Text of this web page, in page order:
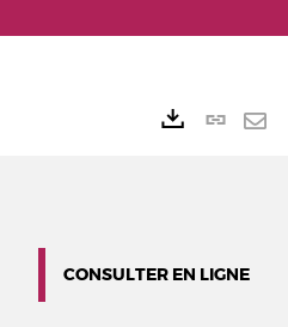
Lien
CONSULTER EN LIGNE